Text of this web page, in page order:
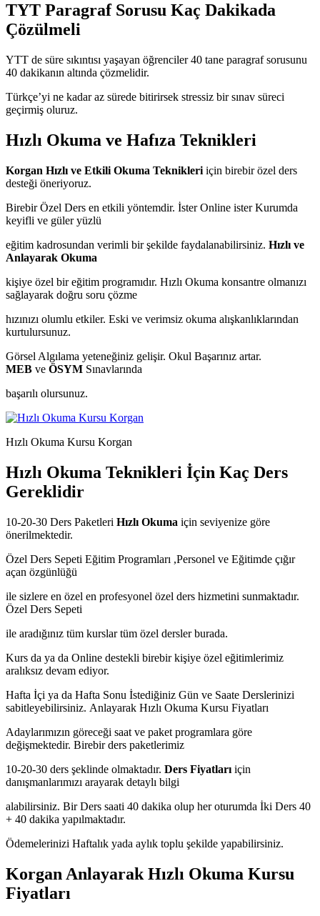
TYT Paragraf Sorusu Kaç Dakikada
Çözülmeli
YTT de süre sıkıntısı yaşayan öğrenciler 40 tane paragraf sorusunu
40 dakikanın altında çözmelidir.
Türkçe’yi ne kadar az sürede bitirirsek stressiz bir sınav süreci
geçirmiş oluruz.
Hızlı Okuma ve Hafıza Teknikleri
Korgan Hızlı ve Etkili Okuma Teknikleri için birebir özel ders
desteği öneriyoruz.
Birebir Özel Ders en etkili yöntemdir. İster Online ister Kurumda
keyifli ve güler yüzlü
eğitim kadrosundan verimli bir şekilde faydalanabilirsiniz. Hızlı ve
Anlayarak Okuma
kişiye özel bir eğitim programıdır. Hızlı Okuma konsantre olmanızı
sağlayarak doğru soru çözme
hızınızı olumlu etkiler. Eski ve verimsiz okuma alışkanlıklarından
kurtulursunuz.
Görsel Algılama yeteneğiniz gelişir. Okul Başarınız artar.
MEB ve ÖSYM Sınavlarında
başarılı olursunuz.
Hızlı Okuma Kursu Korgan
Hızlı Okuma Teknikleri İçin Kaç Ders
Gereklidir
10-20-30 Ders Paketleri Hızlı Okuma için seviyenize göre
önerilmektedir.
Özel Ders Sepeti Eğitim Programları ,Personel ve Eğitimde çığır
açan özgünlüğü
ile sizlere en özel en profesyonel özel ders hizmetini sunmaktadır.
Özel Ders Sepeti
ile aradığınız tüm kurslar tüm özel dersler burada.
Kurs da ya da Online destekli birebir kişiye özel eğitimlerimiz
aralıksız devam ediyor.
Hafta İçi ya da Hafta Sonu İstediğiniz Gün ve Saate Derslerinizi
sabitleyebilirsiniz. Anlayarak Hızlı Okuma Kursu Fiyatları
Adaylarımızın göreceği saat ve paket programlara göre
değişmektedir. Birebir ders paketlerimiz
10-20-30 ders şeklinde olmaktadır. Ders Fiyatları için
danışmanlarımızı arayarak detaylı bilgi
alabilirsiniz. Bir Ders saati 40 dakika olup her oturumda İki Ders 40
+ 40 dakika yapılmaktadır.
Ödemelerinizi Haftalık yada aylık toplu şekilde yapabilirsiniz.
Korgan Anlayarak Hızlı Okuma Kursu
Fiyatları